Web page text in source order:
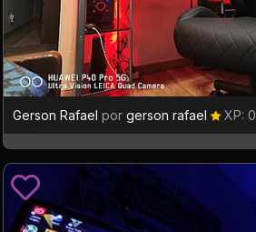
Gerson Rafael por gerson rafael XP: 0